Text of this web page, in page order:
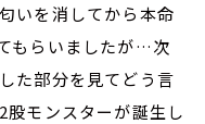
いを消してから本命
もらいましたが…次
た部分を見てどう言
モンスターが誕生し